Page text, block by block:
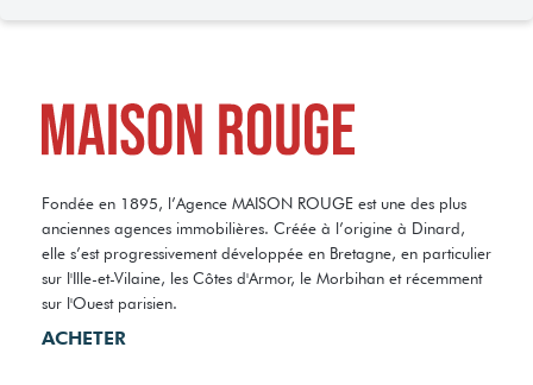
Fondée en 1895, l’Agence MAISON ROUGE est une des plus
anciennes agences immobilières. Créée à l’origine à Dinard,
elle s’est progressivement développée en Bretagne, en particulier
sur l'Ille-et-Vilaine, les Côtes d'Armor, le Morbihan et récemment
sur l'Ouest parisien.
ACHETER